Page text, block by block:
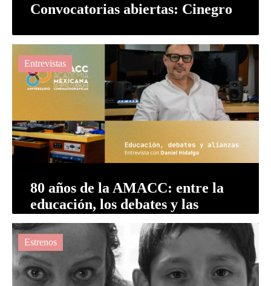
Convocatorias abiertas: Cinegro
Entrevistas
80 años de la AMACC: entre la
educación, los debates y las
alianzas
Estrenos